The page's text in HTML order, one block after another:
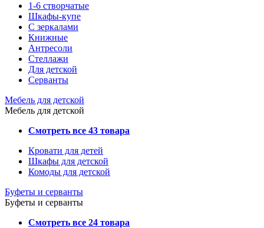
1-6 створчатые
Шкафы-купе
С зеркалами
Книжные
Антресоли
Стеллажи
Для детской
Серванты
Мебель для детской
Мебель для детской
Смотреть все 43 товара
Кровати для детей
Шкафы для детской
Комоды для детской
Буфеты и серванты
Буфеты и серванты
Смотреть все 24 товара